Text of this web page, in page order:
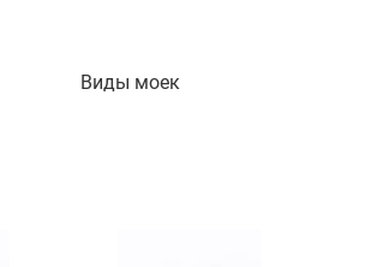
Виды моек